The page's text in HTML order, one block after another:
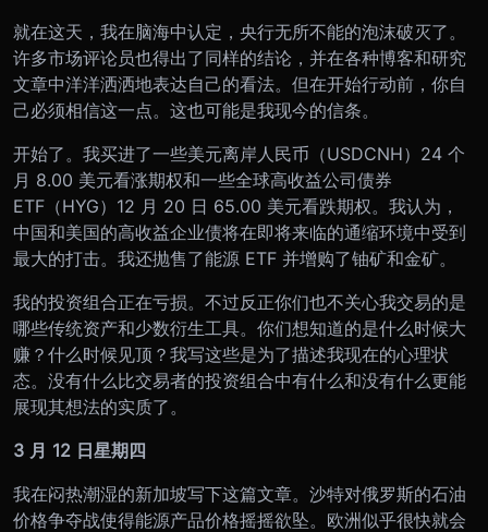
就在这天，我在脑海中认定，央行无所不能的泡沫破灭了。
许多市场评论员也得出了同样的结论，并在各种博客和研究
文章中洋洋洒洒地表达自己的看法。但在开始行动前，你自
己必须相信这一点。这也可能是我现今的信条。
开始了。我买进了一些美元离岸人民币（USDCNH）24 个
月 8.00 美元看涨期权和一些全球高收益公司债券
ETF（HYG）12 月 20 日 65.00 美元看跌期权。我认为，
中国和美国的高收益企业债将在即将来临的通缩环境中受到
最大的打击。我还抛售了能源 ETF 并增购了铀矿和金矿。
我的投资组合正在亏损。不过反正你们也不关心我交易的是
哪些传统资产和少数衍生工具。你们想知道的是什么时候大
赚？什么时候见顶？我写这些是为了描述我现在的心理状
态。没有什么比交易者的投资组合中有什么和没有什么更能
展现其想法的实质了。
3 月 12 日星期四
我在闷热潮湿的新加坡写下这篇文章。沙特对俄罗斯的石油
价格争夺战使得能源产品价格摇摇欲坠。欧洲似乎很快就会